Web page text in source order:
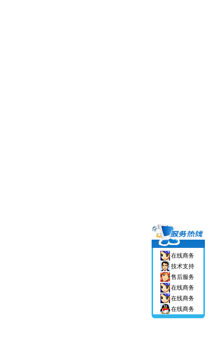
在线商务
技术支持
售后服务
在线商务
在线商务
在线商务